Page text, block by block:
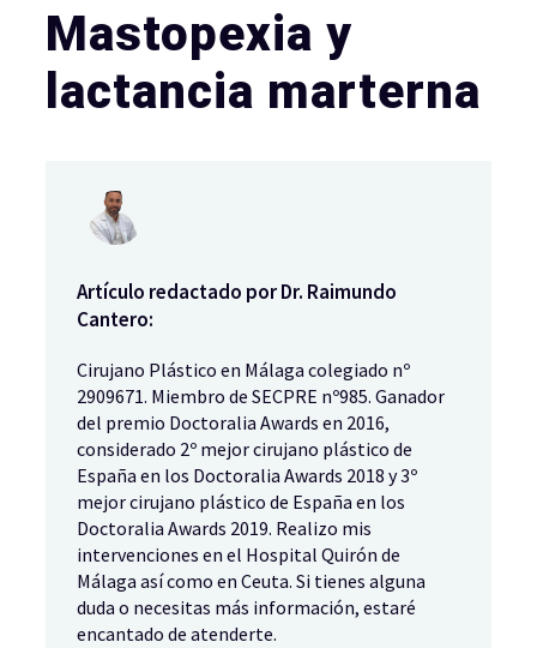
Mastopexia y
lactancia marterna
Artículo redactado por Dr. Raimundo
Cantero:
Cirujano Plástico en Málaga colegiado nº
2909671. Miembro de SECPRE nº985. Ganador
del premio Doctoralia Awards en 2016,
considerado 2º mejor cirujano plástico de
España en los Doctoralia Awards 2018 y 3º
mejor cirujano plástico de España en los
Doctoralia Awards 2019. Realizo mis
intervenciones en el Hospital Quirón de
Málaga así como en Ceuta. Si tienes alguna
duda o necesitas más información, estaré
encantado de atenderte.